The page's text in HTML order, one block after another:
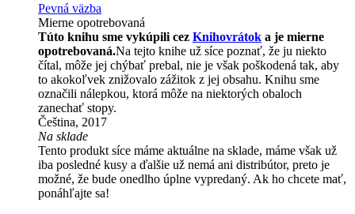
Pevná väzba
Mierne opotrebovaná
Túto knihu sme vykúpili cez Knihovrátok a je mierne
opotrebovaná.Na tejto knihe už síce poznať, že ju niekto
čítal, môže jej chýbať prebal, nie je však poškodená tak, aby
to akokoľvek znižovalo zážitok z jej obsahu. Knihu sme
označili nálepkou, ktorá môže na niektorých obaloch
zanechať stopy.
Čeština, 2017
Na sklade
Tento produkt síce máme aktuálne na sklade, máme však už
iba posledné kusy a ďalšie už nemá ani distribútor, preto je
možné, že bude onedlho úplne vypredaný. Ak ho chcete mať,
ponáhľajte sa!